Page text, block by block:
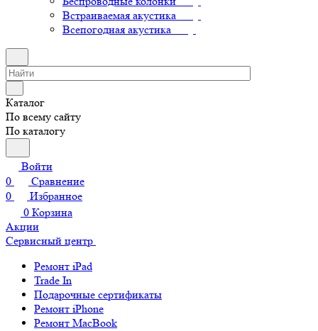
Встраиваемая акустика
Всепогодная акустика
Каталог
По всему сайту
По каталогу
Войти
0
Сравнение
0
Избранное
0 Корзина
Акции
Сервисный центр
Ремонт iPad
Trade In
Подарочные сертификаты
Ремонт iPhone
Ремонт MacBook